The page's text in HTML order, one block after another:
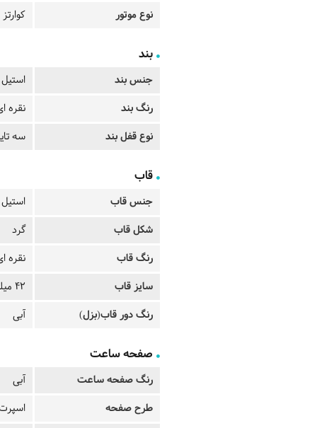
نوع موتور کوارتز
بند
جنس بند
استیل
رنگ بند
نقره
نوع قفل بند
سه
قاب
جنس قاب
استیل
شکل قاب
گرد
رنگ قاب
نقره
سایز قاب
42 میلیمتر
رنگ دور قاب(بزل)
آبی
صفحه ساعت
رنگ صفحه ساعت
آبی
طرح صفحه